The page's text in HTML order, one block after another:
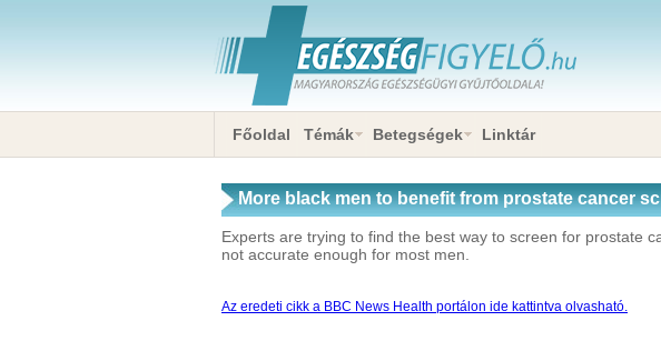
Főoldal Témák Betegségek Linktár
More black men to benefit from prostate cancer
Experts are trying to find the best way to screen for prostate
not accurate enough for most men.
Az eredeti cikk a BBC News Health portálon ide kattintva olvasható.